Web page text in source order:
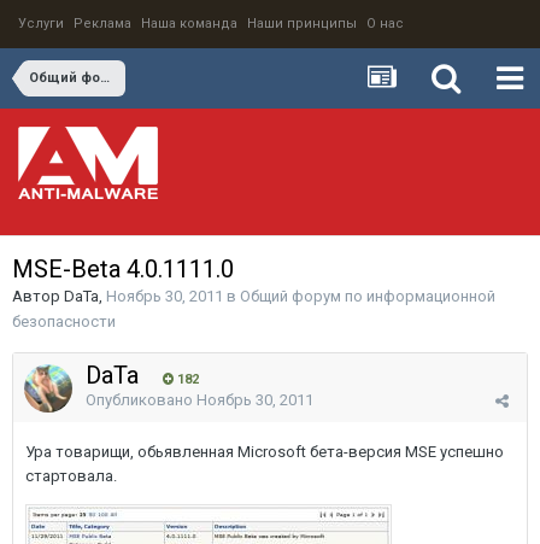
Услуги Реклама Наша команда Наши принципы О нас
Общий форум по информационной безопасности
MSE-Beta 4.0.1111.0
Автор DaTa, Ноябрь 30, 2011 в Общий форум по информационной
безопасности
DaTa 182
Опубликовано Ноябрь 30, 2011
Ура товарищи, обьявленная Microsoft бета-версия MSE успешно
стартовала.